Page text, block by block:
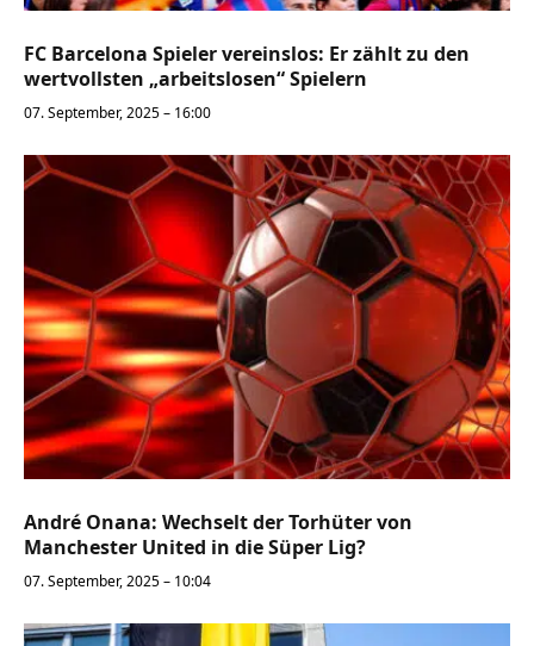
FC Barcelona Spieler vereinslos: Er zählt zu den
wertvollsten „arbeitslosen“ Spielern
07. September, 2025 – 16:00
André Onana: Wechselt der Torhüter von
Manchester United in die Süper Lig?
07. September, 2025 – 10:04